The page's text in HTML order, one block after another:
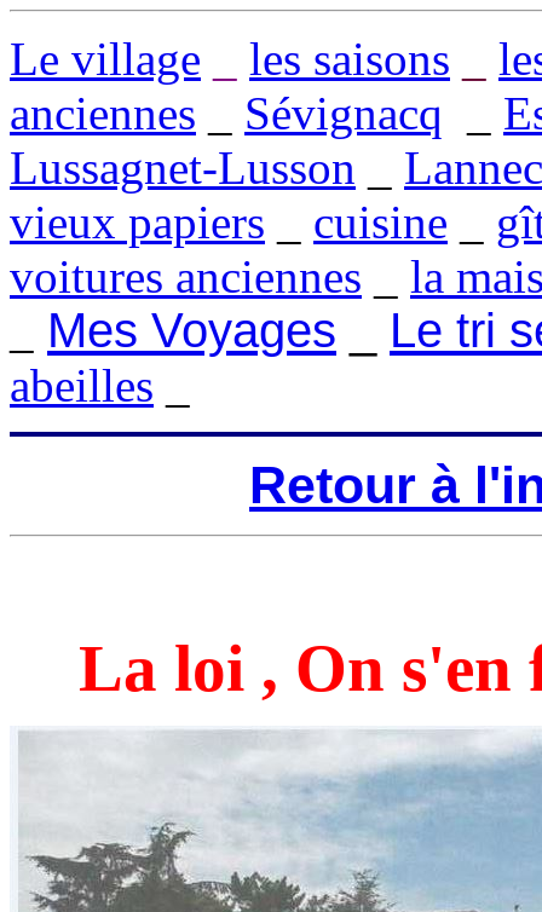
Le village les saisons
anciennes
Sévignacq
Lussagnet-Lusson
vieux papiers
cuisine
voitures anciennes
la
Mes Voyages Le tri
abeilles
Retour à
La loi , On s'en